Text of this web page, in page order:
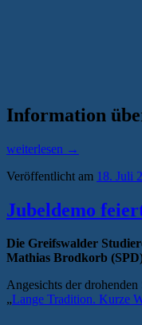
Information
„Anonyme
und
an
der
Greifswald“
weiterlesen →
Veröffentlicht am 18. Juli
Jubeldemo
Die Greifswalder
Mathias Brodkorb
Angesichts der
„Lange Tradition. Kurze